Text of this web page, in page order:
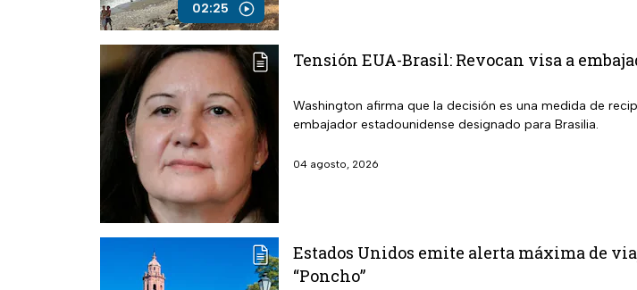
02:25
Tensión EUA-Brasil: Revocan visa a
Washington afirma que la decisión es una medida de
embajador estadounidense designado para Brasilia.
04 agosto, 2026
Estados Unidos emite alerta máxima de
“Poncho”